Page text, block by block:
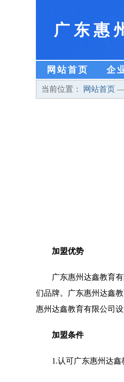
广东惠
网站首页 企
当前位置： 网站首页
加盟优势
广东惠州达鑫教育
们品牌。广东惠州达鑫
惠州达鑫教育有限公司
加盟条件
1.认可广东惠州达